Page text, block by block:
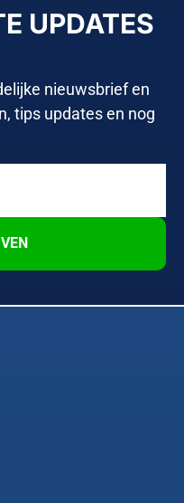
UPDATES
nieuwsbrief en
tips updates en nog